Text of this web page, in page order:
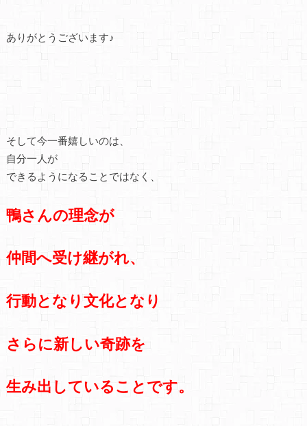
ありがとうございます♪
そして今一番嬉しいのは、
自分一人が
できるようになることではなく、
鴨さんの理念が
仲間へ受け継がれ、
行動となり文化となり
さらに新しい奇跡を
生み出していることです。